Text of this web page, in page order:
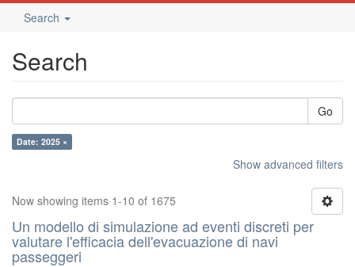
Search
Search
Go
Date: 2025 ×
Show advanced filters
Now showing items 1-10 of 1675
Un modello di simulazione ad eventi discreti per
valutare l'efficacia dell'evacuazione di navi
passeggeri